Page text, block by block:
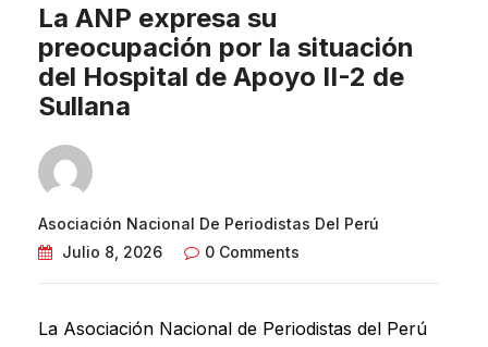
La ANP expresa su
preocupación por la situación
del Hospital de Apoyo II-2 de
Sullana
Asociación Nacional De Periodistas Del Perú
Julio 8, 2026
0 Comments
La Asociación Nacional de Periodistas del Perú